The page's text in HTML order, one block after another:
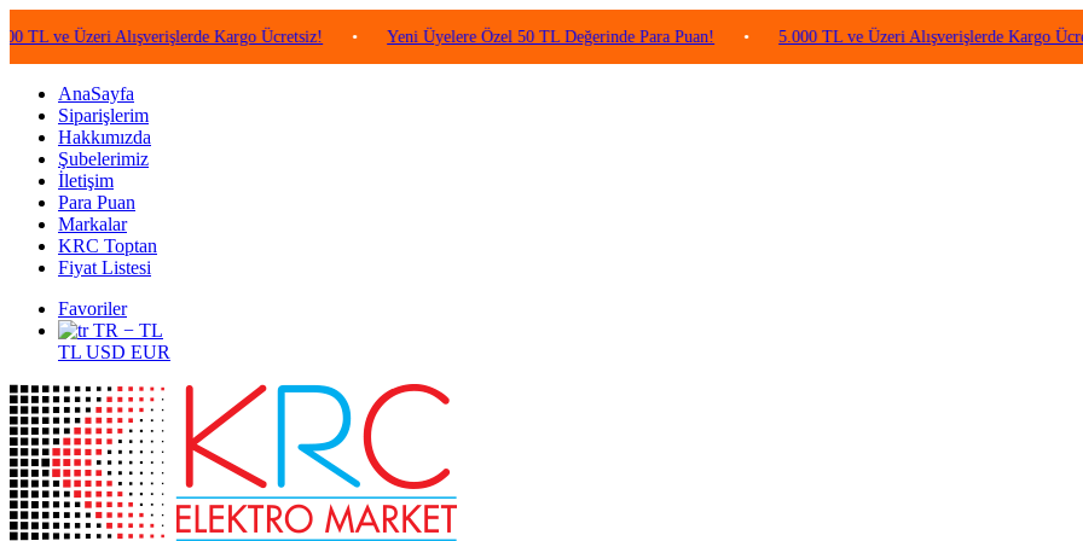
Üzeri Alışverişlerde Kargo Ücretsiz! • Yeni Üyelere Özel 50 TL Değerinde Para Puan! • 5.000 TL ve Üzeri Alışverişlerde Kargo Ücretsiz!
AnaSayfa
Siparişlerim
Hakkımızda
Şubelerimiz
İletişim
Para Puan
Markalar
KRC Toptan
Fiyat Listesi
Favoriler
TR − TL
TL USD EUR